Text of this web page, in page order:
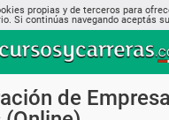
propias y de terceros para
Si continúas navegando aceptás
de